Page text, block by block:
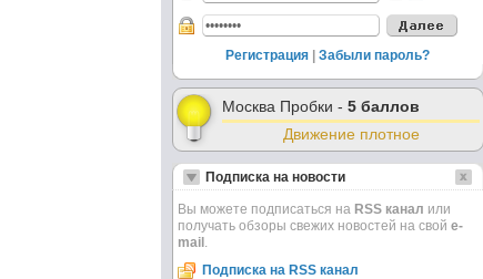
Регистрация Забыли пароль?
Москва Пробки - 5 баллов
Движение плотное
Подписка на новости
Вы можете подписаться на RSS канал или
получать обзоры свежих новостей на свой e-
mail .
Подписка на RSS канал